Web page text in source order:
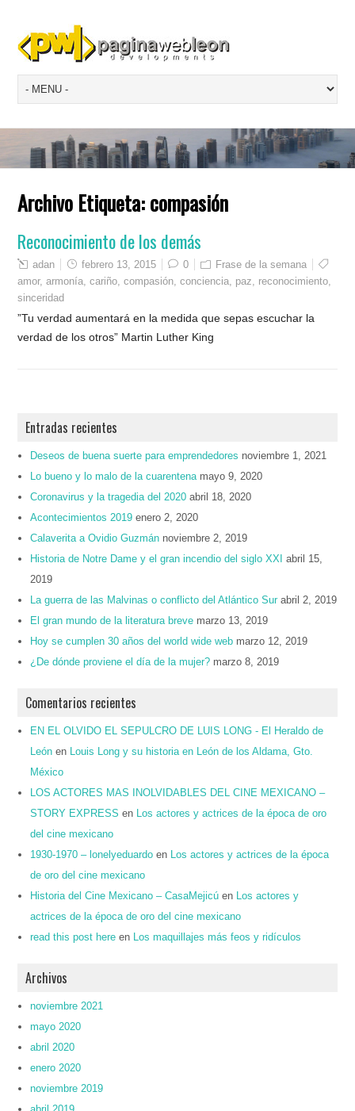
Archivo Etiqueta:compasión
Reconocimiento de los demás
adan febrero 13, 2015 0
Frase de la semana
amor,armonía ,cariño ,compasión ,conciencia paz reconocimiento
sinceridad
”Tu verdad aumentará en la medida que sepas escuchar la
verdad de los otros” Martin Luther King
Entradas recientes
Deseos de buena suerte para emprendedores noviembre 1, 2021
Lo bueno y lo malo de la cuarentena mayo 9, 2020
Coronavirus y la tragedia del 2020 abril 18, 2020
Acontecimientos 2019 enero 2, 2020
Calaverita a Ovidio Guzmán noviembre 2, 2019
Historia de Notre Dame y el gran incendio del siglo XXI
abril 15,
2019
La guerra de las Malvinas o conflicto del Atlántico Sur abril 2, 2019
El gran mundo de la literatura breve marzo 13, 2019
Hoy se cumplen 30 años del world wide web marzo 12, 2019
¿De dónde proviene el día de la mujer? marzo 8, 2019
Comentarios recientes
EN EL OLVIDO EL SEPULCRO DE LUIS LONG - El Heraldo de
León en
Louis Long y su historia en León de los Aldama, Gto.
México
LOS ACTORES MAS INOLVIDABLES DEL CINE MEXICANO –
STORY EXPRESS en
Los actores y actrices de la época de oro
del cine mexicano
1930-1970 – lonelyeduardo en
Los actores y actrices de la época
de oro del cine mexicano
Historia del Cine Mexicano – CasaMejicú en
Los actores y
actrices de la época de oro del cine mexicano
read this post here en Los maquillajes más feos y ridículos
Archivos
noviembre 2021
mayo 2020
abril 2020
enero 2020
noviembre 2019